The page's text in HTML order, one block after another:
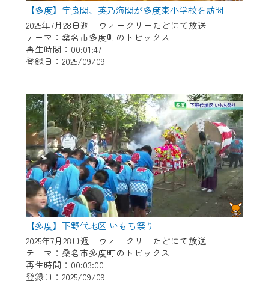
【多度】宇良関、英乃海関が多度東小学校を訪問
2025年7月28日週 ウィークリーたどにて放送
テーマ：桑名市多度町のトピックス
再生時間：00:01:47
登録日：2025/09/09
【多度】下野代地区 いもち祭り
2025年7月28日週 ウィークリーたどにて放送
テーマ：桑名市多度町のトピックス
再生時間：00:03:00
登録日：2025/09/09
※マイページへのログインには、MyIDが必
要となります。
※MyIDとは、CCNet Web TVを含むCCNetの
各種サービスをご利用頂くためのIDです。
で設定できます。
（GmailやYahooなどのフリーメールアドレ
スでも作成可能です）
※マイページへのログイン・MyIDの新規登
録はこちらから
※CCNetアプリをご利用中の方は引き続き
ご視聴いただけます。
＜メンテナンス情報＞
CCNetWebTVのリニューアルにともないメ
ンテナンス作業を予定しています。